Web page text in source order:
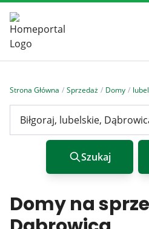
Strona Główna / Sprzedaż / Domy /
Szukaj
Domy na